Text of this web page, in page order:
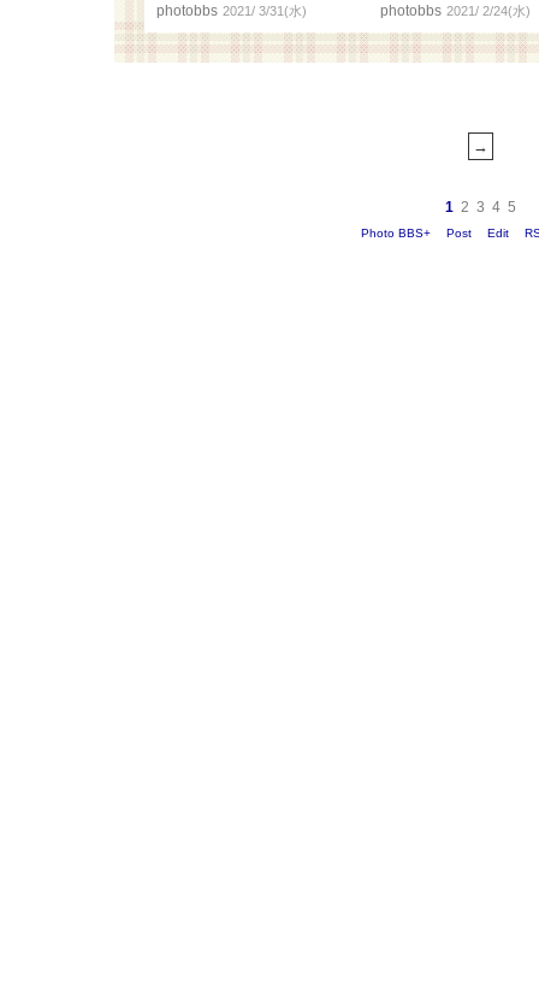
photobbs 2021/ 3/31(水) photobbs 2021/ 2/24(水)
1 2 3 4 5
Photo BBS+ Post Edit